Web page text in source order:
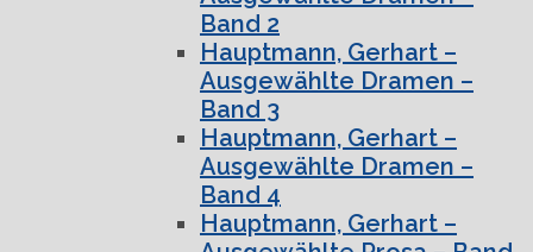
Band 2
Hauptmann, Gerhart –
Ausgewählte Dramen –
Band 3
Hauptmann, Gerhart –
Ausgewählte Dramen –
Band 4
Hauptmann, Gerhart –